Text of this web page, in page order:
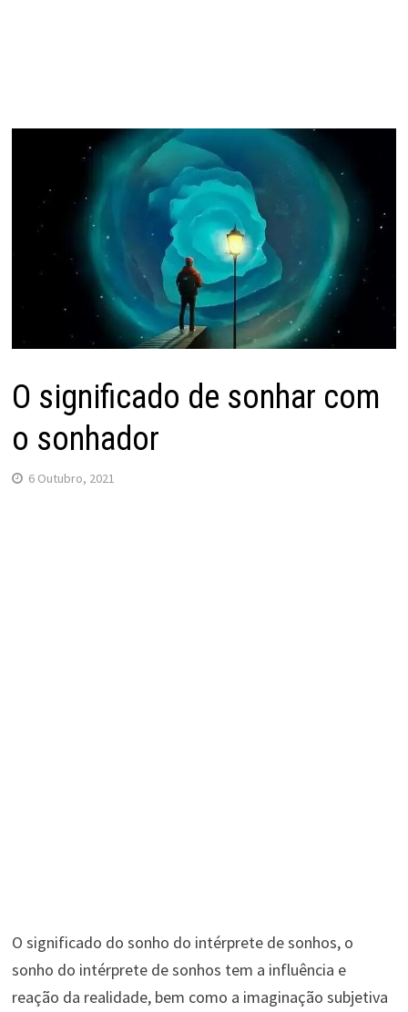
O significado de sonhar com
o sonhador
6 Outubro, 2021
O significado do sonho do intérprete de sonhos, o
sonho do intérprete de sonhos tem a influência e
reação da realidade, bem como a imaginação subjetiva